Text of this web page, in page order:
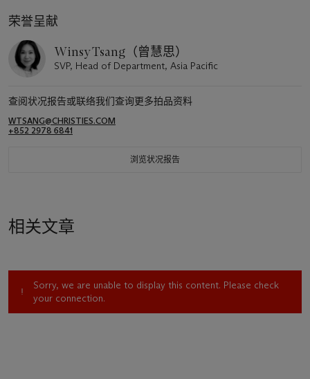
荣誉呈献
Winsy Tsang（曾慧思）
SVP, Head of Department, Asia Pacific
查阅状况报告或联络我们查询更多拍品资料
WTSANG@CHRISTIES.COM
+852 2978 6841
浏览状况报告
相关文章
Sorry, we are unable to display this content. Please check
your connection.